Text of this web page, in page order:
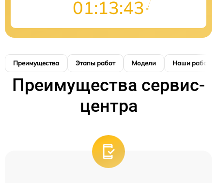
01:13:42
Преимущества Этапы работ Модели Наши работы
Преимущества сервис-
центра